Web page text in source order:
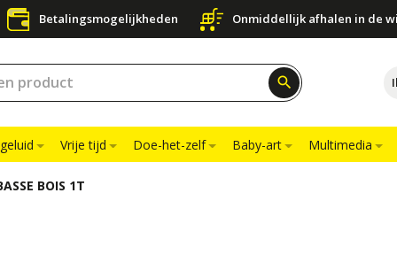
Betalingsmogelijkheden Onmiddellijk afhalen in de
search
Vrije tijd Doe-het-zelf Baby-art Multimedia
BOIS 1T